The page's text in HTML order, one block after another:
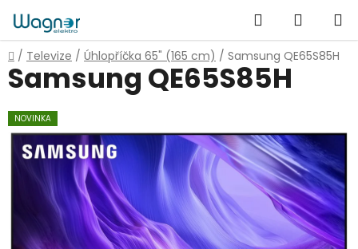
na
obsah
Hledat
KOŠÍK
Domů
/ Televize / Úhlopříčka 65" (165 cm) / Samsung QE65S85H
Samsung QE65S85H
NOVINKA